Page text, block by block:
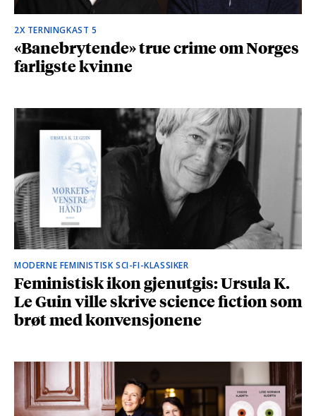
2X TERNINGKAST 5
«Banebrytende» true crime om Norges
farligste kvinne
MODERNE FEMINISTISK SCI-FI-KLASSIKER
Feministisk ikon gjenutgis: Ursula K.
Le Guin ville skrive science fiction som
brøt med konvensjonene